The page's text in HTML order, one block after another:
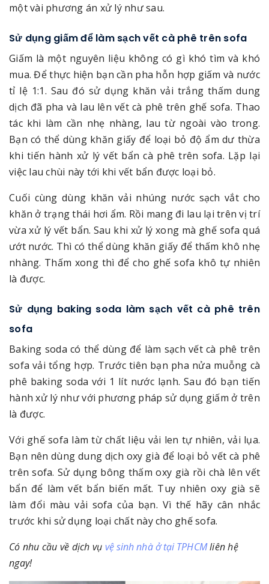
một vài phương án xử lý như sau.
Sử dụng giấm để làm sạch vết cà phê trên sofa
Giấm là một nguyên liệu không có gì khó tìm và khó
mua. Để thực hiện bạn cần pha hỗn hợp giấm và nước
tỉ lệ 1:1. Sau đó sử dụng khăn vải trắng thấm dung
dịch đã pha và lau lên vết cà phê trên ghế sofa. Thao
tác khi làm cần nhẹ nhàng, lau từ ngoài vào trong.
Bạn có thể dùng khăn giấy để loại bỏ độ ẩm dư thừa
khi tiến hành xử lý vết bẩn cà phê trên sofa. Lặp lại
việc lau chùi này tới khi vết bẩn được loại bỏ.
Cuối cùng dùng khăn vải nhúng nước sạch vắt cho
khăn ở trạng thái hơi ẩm. Rồi mang đi lau lại trên vị trí
vừa xử lý vết bẩn. Sau khi xử lý xong mà ghế sofa quá
ướt nước. Thì có thể dùng khăn giấy để thấm khô nhẹ
nhàng. Thấm xong thì để cho ghế sofa khô tự nhiên
là được.
Sử dụng baking soda làm sạch vết cà phê trên
sofa
Baking soda có thể dùng để làm sạch vết cà phê trên
sofa vải tổng hợp. Trước tiên bạn pha nửa muỗng cà
phê baking soda với 1 lít nước lạnh. Sau đó bạn tiến
hành xử lý như với phương pháp sử dụng giấm ở trên
là được.
Với ghế sofa làm từ chất liệu vải len tự nhiên, vải lụa.
Bạn nên dùng dung dịch oxy già để loại bỏ vết cà phê
trên sofa. Sử dụng bông thấm oxy già rồi chà lên vết
bẩn để làm vết bẩn biến mất. Tuy nhiên oxy già sẽ
làm đổi màu vải sofa của bạn. Vì thế hãy cân nhắc
trước khi sử dụng loại chất này cho ghế sofa.
Có nhu cầu về dịch vụ vệ sinh nhà ở tại TPHCMliên hệ
ngay!